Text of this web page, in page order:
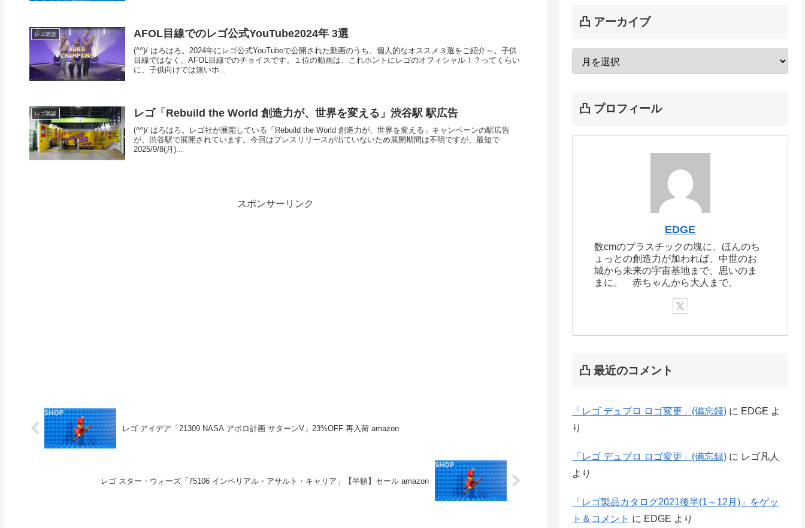
レゴ雑談 AFOL目線でのレゴ公式YouTube2024年 3選
(^^)/ はろはろ。2024年にレゴ公式YouTubeで公開された動画のうち、個人的なオススメ３選をご紹介～。子供
目線ではなく、AFOL目線でのチョイスです。１位の動画は、これホントにレゴのオフィシャル！？ってくらい
に、子供向けでは無いホ...
レゴ雑談 レゴ「Rebuild the World 創造力が、世界を変える」渋谷駅 駅広告
(^^)/ はろはろ。レゴ社が展開している「Rebuild the World 創造力が、世界を変える」キャンペーンの駅広告
が、渋谷駅で展開されています。今回はプレスリリースが出ていないため展開期間は不明ですが、最短で
2025/9/8(月)...
スポンサーリンク
レゴ アイデア「21309 NASA アポロ計画 サターンV」23%OFF 再入荷 amazon
レゴ スター・ウォーズ「75106 インペリアル・アサルト・キャリア」【半額】セール amazon
凸 アーカイブ
凸 プロフィール
EDGE
数cmのプラスチックの塊に、ほんのち
ょっとの創造力が加われば、中世のお
城から未来の宇宙基地まで、思いのま
まに。 赤ちゃんから大人まで。
凸 最近のコメント
「レゴ デュプロ ロゴ変更」(備忘録) に EDGE よ
り
「レゴ デュプロ ロゴ変更」(備忘録) に レゴ凡人
より
「レゴ製品カタログ2021後半(1～12月)」をゲッ
ト＆コメント に EDGE より